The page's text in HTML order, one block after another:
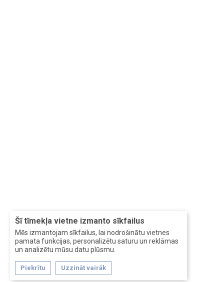
Šī tīmekļa vietne izmanto sīkfailus
Mēs izmantojam sīkfailus, lai nodrošinātu vietnes
pamata funkcijas, personalizētu saturu un reklāmas
un analizētu mūsu datu plūsmu.
Piekrītu Uzzināt vairāk